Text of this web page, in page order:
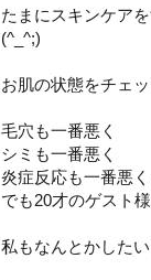
たまにスキンケア
(^_^;)
お肌の状態をチェッ
毛穴も一番悪く
シミも一番悪く
炎症反応も一番悪く
でも20才のゲスト様
私もなんとかした